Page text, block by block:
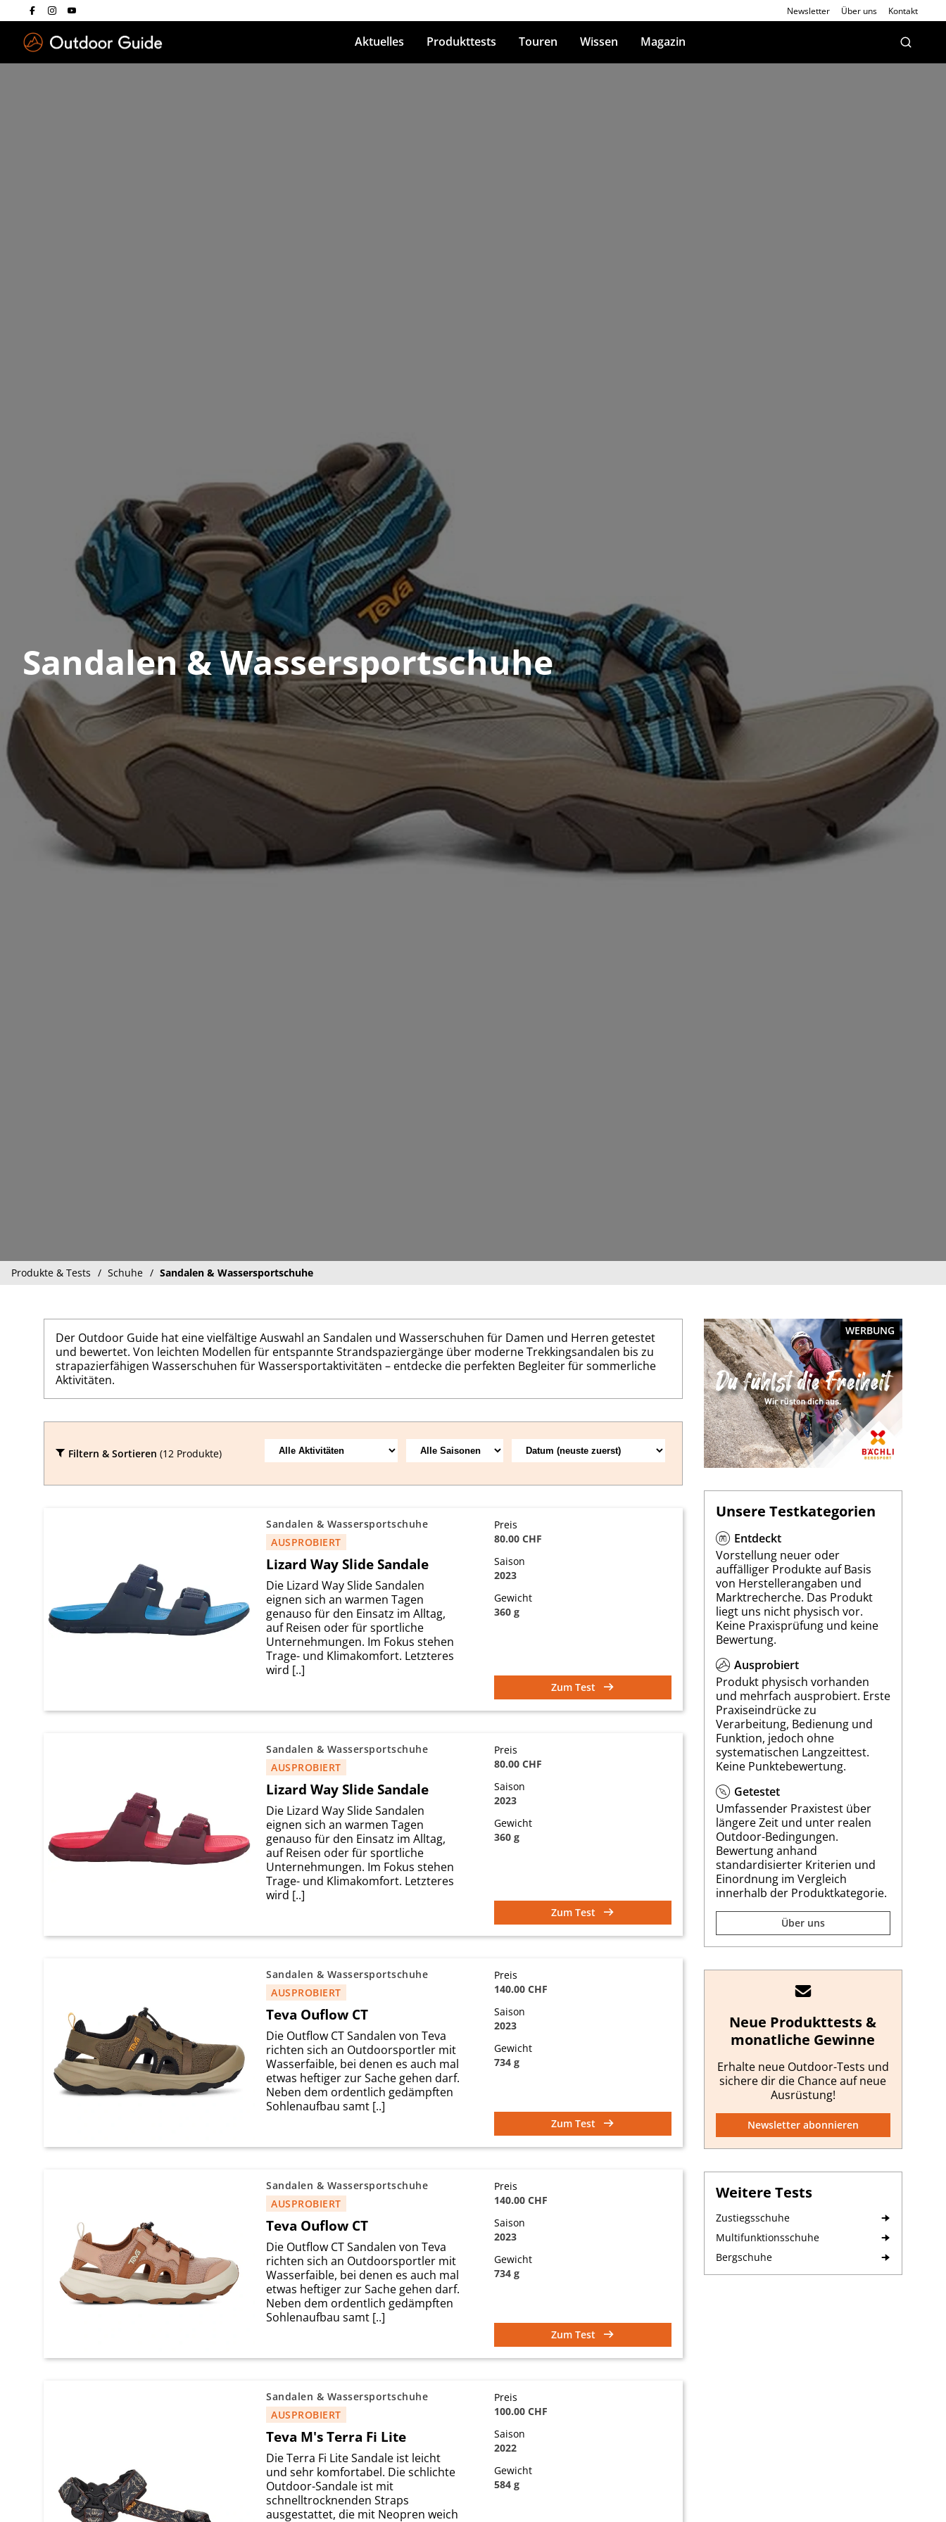
Newsletter Über uns Kontakt
Aktuelles Produkttests Touren Wissen Magazin
Sandalen & Wassersportschuhe
Produkte & Tests Schuhe Sandalen & Wassersportschuhe
Der Outdoor Guide hat eine vielfältige Auswahl an Sandalen und Wasserschuhen für Damen und Herren getestet
und bewertet. Von leichten Modellen für entspannte Strandspaziergänge über moderne Trekkingsandalen bis zu
strapazierfähigen Wasserschuhen für Wassersportaktivitäten – entdecke die perfekten Begleiter für sommerliche
Aktivitäten.
Filtern & Sortieren (12 Produkte)
Sandalen & Wassersportschuhe
AUSPROBIERT
Lizard Way Slide Sandale
Die Lizard Way Slide Sandalen
eignen sich an warmen Tagen
genauso für den Einsatz im Alltag,
auf Reisen oder für sportliche
Unternehmungen. Im Fokus stehen
Trage- und Klimakomfort. Letzteres
wird [..]
Preis
80.00 CHF
Saison
2023
Gewicht
360 g
Zum Test
Sandalen & Wassersportschuhe
AUSPROBIERT
Lizard Way Slide Sandale
Die Lizard Way Slide Sandalen
eignen sich an warmen Tagen
genauso für den Einsatz im Alltag,
auf Reisen oder für sportliche
Unternehmungen. Im Fokus stehen
Trage- und Klimakomfort. Letzteres
wird [..]
Preis
80.00 CHF
Saison
2023
Gewicht
360 g
Zum Test
Sandalen & Wassersportschuhe
AUSPROBIERT
Teva Ouflow CT
Die Outflow CT Sandalen von Teva
richten sich an Outdoorsportler mit
Wasserfaible, bei denen es auch mal
etwas heftiger zur Sache gehen darf.
Neben dem ordentlich gedämpften
Sohlenaufbau samt [..]
Preis
140.00 CHF
Saison
2023
Gewicht
734 g
Zum Test
Sandalen & Wassersportschuhe
AUSPROBIERT
Teva Ouflow CT
Die Outflow CT Sandalen von Teva
richten sich an Outdoorsportler mit
Wasserfaible, bei denen es auch mal
etwas heftiger zur Sache gehen darf.
Neben dem ordentlich gedämpften
Sohlenaufbau samt [..]
Preis
140.00 CHF
Saison
2023
Gewicht
734 g
Zum Test
Sandalen & Wassersportschuhe
AUSPROBIERT
Teva M's Terra Fi Lite
Die Terra Fi Lite Sandale ist leicht
und sehr komfortabel. Die schlichte
Outdoor-Sandale ist mit
schnelltrocknenden Straps
ausgestattet, die mit Neopren weich
Preis
100.00 CHF
Saison
2022
Gewicht
584 g
WERBUNG
Unsere Testkategorien
Entdeckt
Vorstellung neuer oder
auffälliger Produkte auf Basis
von Herstellerangaben und
Marktrecherche. Das Produkt
liegt uns nicht physisch vor.
Keine Praxisprüfung und keine
Bewertung.
Ausprobiert
Produkt physisch vorhanden
und mehrfach ausprobiert. Erste
Praxiseindrücke zu
Verarbeitung, Bedienung und
Funktion, jedoch ohne
systematischen Langzeittest.
Keine Punktebewertung.
Getestet
Umfassender Praxistest über
längere Zeit und unter realen
Outdoor-Bedingungen.
Bewertung anhand
standardisierter Kriterien und
Einordnung im Vergleich
innerhalb der Produktkategorie.
Über uns
Neue Produkttests &
monatliche Gewinne
Erhalte neue Outdoor-Tests und
sichere dir die Chance auf neue
Ausrüstung!
Newsletter abonnieren
Weitere Tests
Zustiegsschuhe
Multifunktionsschuhe
Bergschuhe